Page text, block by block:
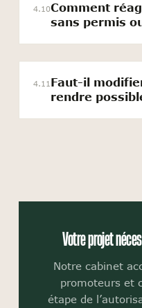
4.10Comment
sans permis
4.11 Faut-il
rendre
Votre projet
Notre cabinet
promoteurs et
étape de